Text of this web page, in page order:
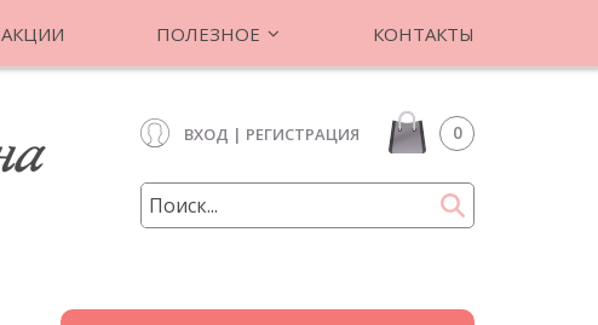
АКЦИИ ПОЛЕЗНОЕ КОНТАКТЫ
ВХОД | РЕГИСТРАЦИЯ 0